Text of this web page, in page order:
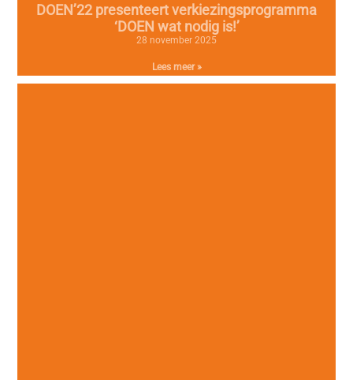
DOEN’22 presenteert verkiezingsprogramma
‘DOEN wat nodig is!’
28 november 2025
Lees meer »